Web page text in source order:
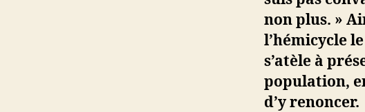
non plus. »
l’hémicycle
s’atèle à
population,
d’y renoncer.